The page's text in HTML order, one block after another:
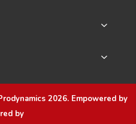
+
+
2026. Empowered by
by